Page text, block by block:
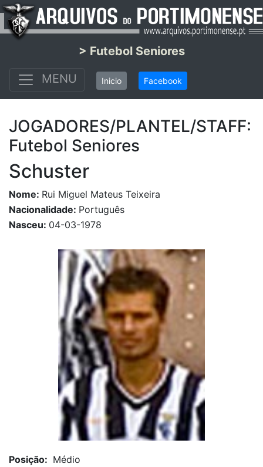
> Futebol Seniores
MENU
Inicio Facebook
JOGADORES/PLANTEL/STAFF:
Futebol Seniores
Schuster
Nome: Rui Miguel Mateus Teixeira
Nacionalidade: Português
Nasceu: 04-03-1978
Posição: Médio